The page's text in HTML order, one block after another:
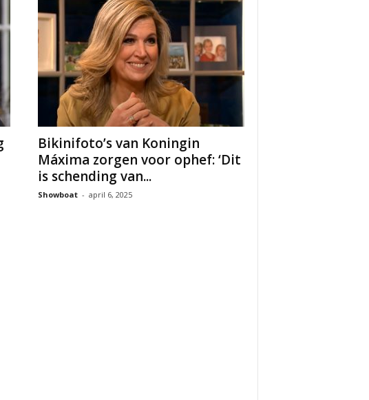
Bikinifoto’s van Koningin
Máxima zorgen voor ophef: ‘Dit
is schending van...
Showboat - april 6, 2025